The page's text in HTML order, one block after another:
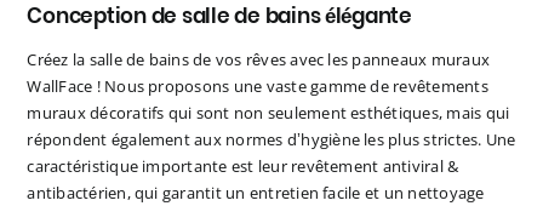
Conception de salle de bains élégante
Créez la salle de bains de vos rêves avec les panneaux muraux
WallFace ! Nous proposons une vaste gamme de revêtements
muraux décoratifs qui sont non seulement esthétiques, mais qui
répondent également aux normes d’hygiène les plus strictes. Une
caractéristique importante est leur revêtement antiviral &
antibactérien, qui garantit un entretien facile et un nettoyage